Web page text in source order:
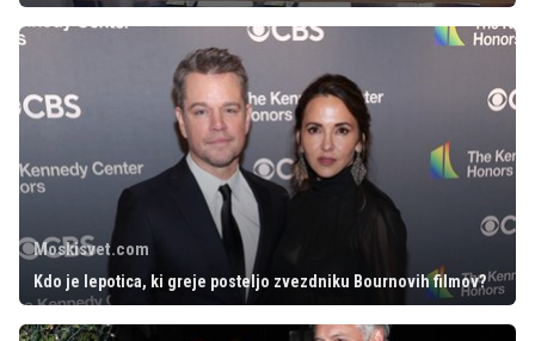
Moskisvet.com
Kdo je lepotica, ki greje posteljo zvezdniku Bournovih filmov?